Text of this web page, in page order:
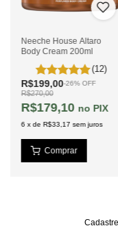
Neeche House Altaro
Body Cream 200ml
(12)
R$199,00-26% OFF
R$270,00
R$179,10 PIX
6 xde R$33,17 sem juros